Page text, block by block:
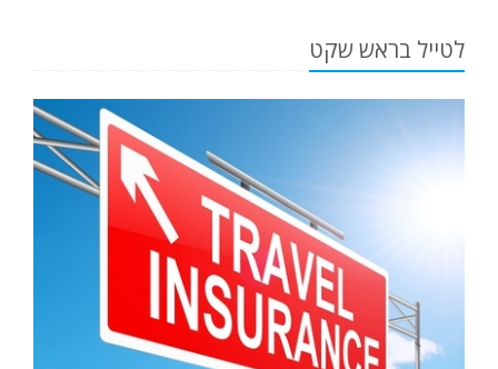
לטייל בראש שקט